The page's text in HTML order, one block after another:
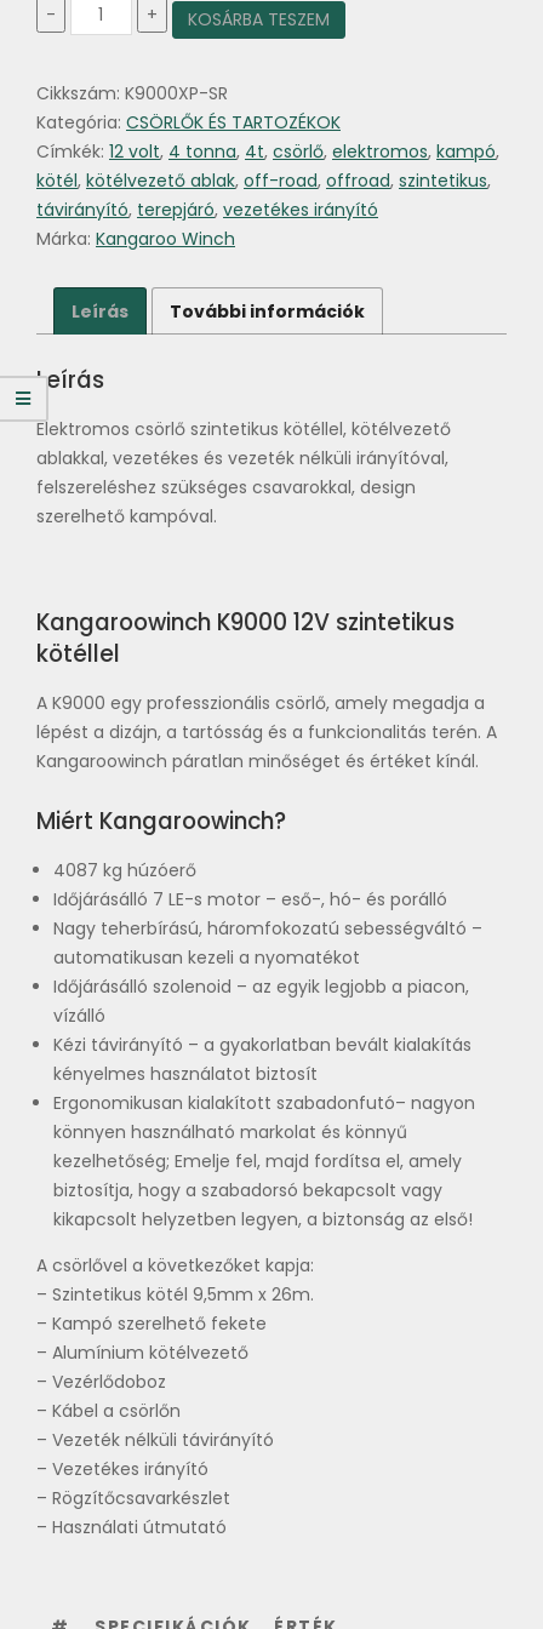
was:
is:
-
csörlő
szintetikus
kötéllel
12V
mennyiség
+ KOSÁRBA TESZEM
Cikkszám: K9000XP-SR
Kategória: CSÖRLŐK ÉS TARTOZÉKOK
Címkék: 12 volt, 4 tonna, 4t, csörlő, elektromos, kampó,
kötél, kötélvezető ablak, off-road, offroad, szintetikus,
távirányító, terepjáró, vezetékes irányító
Márka: Kangaroo Winch
Leírás További információk
Leírás
Elektromos csörlő szintetikus kötéllel, kötélvezető
ablakkal, vezetékes és vezeték nélküli irányítóval,
felszereléshez szükséges csavarokkal, design
szerelhető kampóval.
Kangaroowinch K9000 12V szintetikus
kötéllel
A K9000 egy professzionális csörlő, amely megadja a
lépést a dizájn, a tartósság és a funkcionalitás terén. A
Kangaroowinch páratlan minőséget és értéket kínál.
Miért Kangaroowinch?
4087 kg húzóerő
Időjárásálló 7 LE-s motor – eső-, hó- és porálló
Nagy teherbírású, háromfokozatú sebességváltó –
automatikusan kezeli a nyomatékot
Időjárásálló szolenoid – az egyik legjobb a piacon,
vízálló
Kézi távirányító – a gyakorlatban bevált kialakítás
kényelmes használatot biztosít
Ergonomikusan kialakított szabadonfutó– nagyon
könnyen használható markolat és könnyű
kezelhetőség; Emelje fel, majd fordítsa el, amely
biztosítja, hogy a szabadorsó bekapcsolt vagy
kikapcsolt helyzetben legyen, a biztonság az első!
A csörlővel a következőket kapja:
– Szintetikus kötél 9,5mm x 26m.
– Kampó szerelhető fekete
– Alumínium kötélvezető
– Vezérlődoboz
– Kábel a csörlőn
– Vezeték nélküli távirányító
– Vezetékes irányító
– Rögzítőcsavarkészlet
– Használati útmutató